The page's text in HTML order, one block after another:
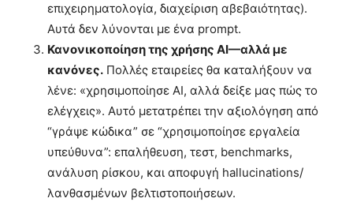
επιχειρηματολογία, διαχείριση αβεβαιότητας).
Αυτά δεν λύνονται με ένα prompt.
Κανονικοποίηση της χρήσης AI—αλλά με
κανόνες. Πολλές εταιρείες θα καταλήξουν να
λένε: «χρησιμοποίησε AI, αλλά δείξε μας πώς το
ελέγχεις». Αυτό μετατρέπει την αξιολόγηση από
“γράψε κώδικα” σε “χρησιμοποίησε εργαλεία
υπεύθυνα”: επαλήθευση, τεστ, benchmarks,
ανάλυση ρίσκου, και αποφυγή hallucinations/
λανθασμένων βελτιστοποιήσεων.